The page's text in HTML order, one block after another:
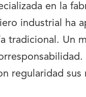
en la
industrial ha
tradicional. Un
regularidad